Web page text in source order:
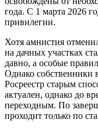
года. С 1 марта 2026
привилегии.
Хотя амнистия
на дачных участках
давно, а особые
Однако собственники
Росреестр старым
актуален, однако до
переходным. По
проходит только по